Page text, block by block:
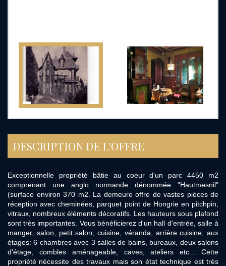
DESCRIPTION DE L'OFFRE
Exceptionnelle propriété bâtie au coeur d'un parc 4450 m2
comprenant une anglo normande dénommée "Hautmesnil"
(surface environ 370 m2. La demeure offre de vastes pièces de
réception avec cheminées, parquet point de Hongrie en pitchpin,
vitraux, nombreux éléments décoratifs. Les hauteurs sous plafond
sont très importantes. Vous bénéficierez d'un hall d'entrée, salle à
manger, salon, petit salon, cuisine, véranda, arrière cuisine, aux
étages: 6 chambres avec 3 salles de bains, bureaux, deux salons
d'étage, combles aménageable, caves, ateliers etc... Cette
propriété nécessite des travaux mais son état technique est très